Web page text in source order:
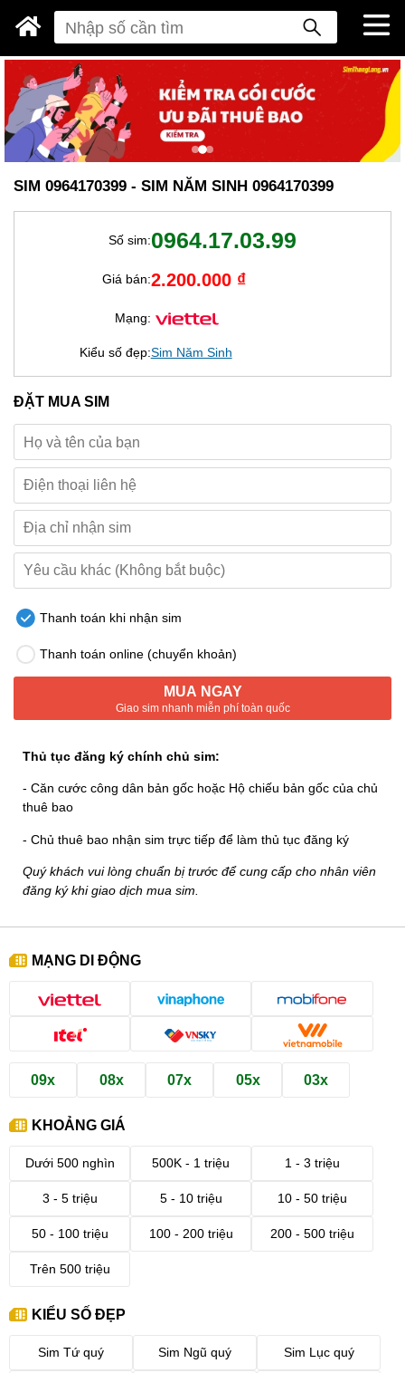
SIM 0964170399 - SIM NĂM SINH 0964170399
Số sim:0964.17.03.99
Giá bán:2.200.000 ₫
Mạng:
Kiểu số đẹp:Sim Năm Sinh
ĐẶT MUA SIM
Thanh toán khi nhận sim
Thanh toán online (chuyển khoản)
MUA NGAY
Giao sim nhanh miễn phí toàn quốc
Thủ tục đăng ký chính chủ sim:
- Căn cước công dân bản gốc hoặc Hộ chiếu bản gốc của chủ
thuê bao
- Chủ thuê bao nhận sim trực tiếp để làm thủ tục đăng ký
Quý khách vui lòng chuẩn bị trước để cung cấp cho nhân viên
đăng ký khi giao dịch mua sim.
MẠNG DI ĐỘNG
09x 08x 07x 05x 03x
KHOẢNG GIÁ
Dưới 500 nghìn 500K - 1 triệu 1 - 3 triệu
3 - 5 triệu 5 - 10 triệu 10 - 50 triệu
50 - 100 triệu 100 - 200 triệu 200 - 500 triệu
Trên 500 triệu
KIỂU SỐ ĐẸP
Sim Tứ quý Sim Ngũ quý Sim Lục quý